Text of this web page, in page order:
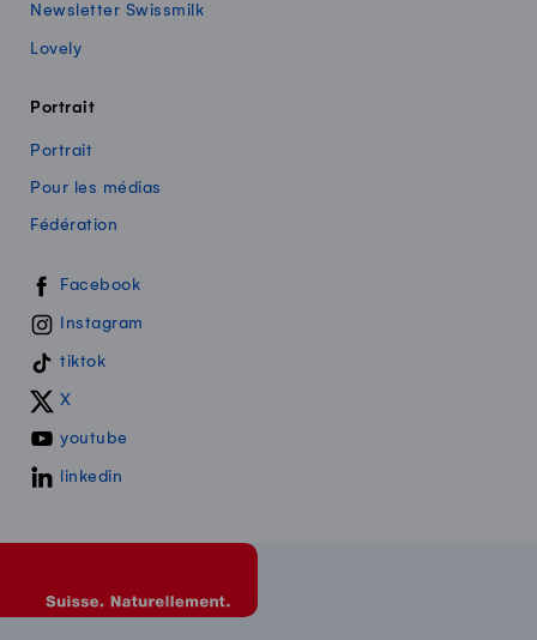
Newsletter Swissmilk
Lovely
Portrait
Portrait
Pour les médias
Fédération
Swissmilk sur les réseaux sociaux
Facebook
Instagram
tiktok
X
youtube
linkedin